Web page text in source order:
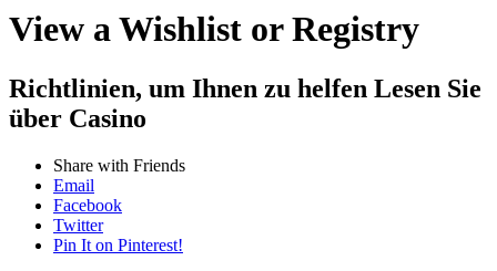
View a Wishlist or Registry
Richtlinien, um Ihnen zu helfen Lesen Sie
über Casino
Share with Friends
Email
Facebook
Twitter
Pin It on Pinterest!